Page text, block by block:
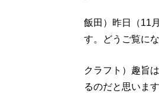
飯田）昨日（11
す。どうご覧に
クラフト）趣旨
るのだと思いま